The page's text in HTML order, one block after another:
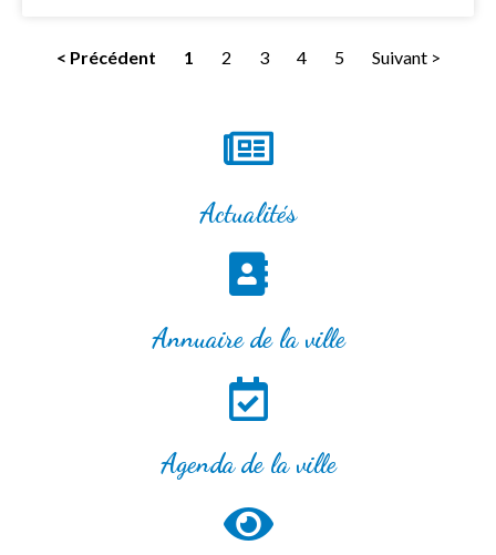
< Précédent 1 2 3 4 5 Suivant >
Actualités
Annuaire de la ville
Agenda de la ville